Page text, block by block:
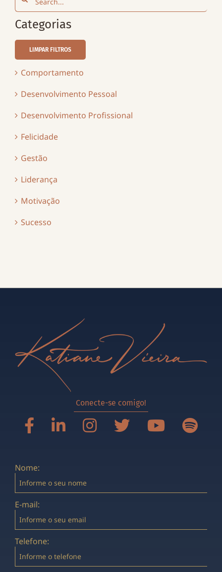
for:
Categorias
LIMPAR FILTROS
Comportamento
Desenvolvimento Pessoal
Desenvolvimento Profissional
Felicidade
Gestão
Liderança
Motivação
Sucesso
Conecte-se comigo!
Nome:
E-mail:
Telefone: